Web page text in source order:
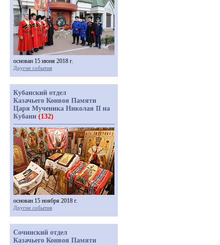
основан 15 июня 2018 г.
Другие события
Кубанский отдел
Казачьего Конвоя Памяти
Царя Мученика Николая II на
Кубани (132)
основан 15 ноября 2018 г.
Другие события
Сочинский отдел
Казачьего Конвоя Памяти